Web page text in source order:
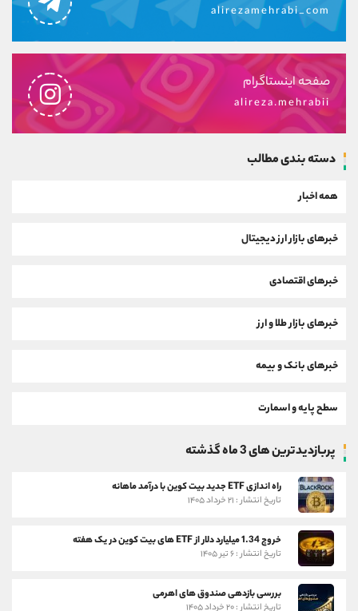
alirezamehrabi_com
صفحه اینستاگرام
alireza.mehrabii
دسته بندی مطالب
همه اخبار
خبرهای بازار ارز دیجیتال
خبرهای اقتصادی
خبرهای بازار طلا و ارز
خبرهای بانک و بیمه
سطح پایه و اسمارت
پربازدیدترین های 3 ماه گذشته
راه اندازی ETF جدید بیت کوین با درآمد ماهانه
تاریخ انتشار : ۲۱ خرداد ۱۴۰۵
خروج 1.34 میلیارد دلار از ETF های بیت کوین در یک هفته
تاریخ انتشار : ۶ تیر ۱۴۰۵
بررسی بازدهی صندوق های اهرمی
تاریخ انتشار : ۲۰ خرداد ۱۴۰۵